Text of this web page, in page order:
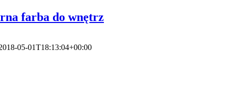
farba do wnętrz
05-01T18:13:04+00:00